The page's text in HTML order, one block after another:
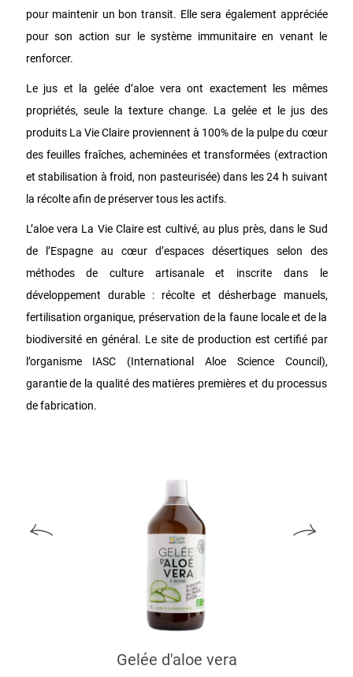
pour maintenir un bon transit. Elle sera également appréciée
pour son action sur le système immunitaire en venant le
renforcer.
Le jus et la gelée d’aloe vera ont exactement les mêmes
propriétés, seule la texture change. La gelée et le jus des
produits La Vie Claire proviennent à 100% de la pulpe du cœur
des feuilles fraîches, acheminées et transformées (extraction
et stabilisation à froid, non pasteurisée) dans les 24 h suivant
la récolte afin de préserver tous les actifs.
L’aloe vera La Vie Claire est cultivé, au plus près, dans le Sud
de l’Espagne au cœur d’espaces désertiques selon des
méthodes de culture artisanale et inscrite dans le
développement durable : récolte et désherbage manuels,
fertilisation organique, préservation de la faune locale et de la
biodiversité en général. Le site de production est certifié par
l’organisme IASC (International Aloe Science Council),
garantie de la qualité des matières premières et du processus
de fabrication.
Gelée d'aloe vera